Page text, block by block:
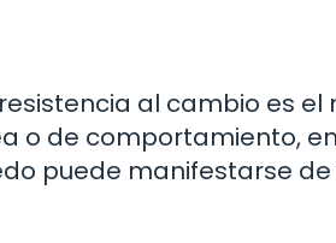
al cambio es el
o de comportamiento,
puede manifestarse